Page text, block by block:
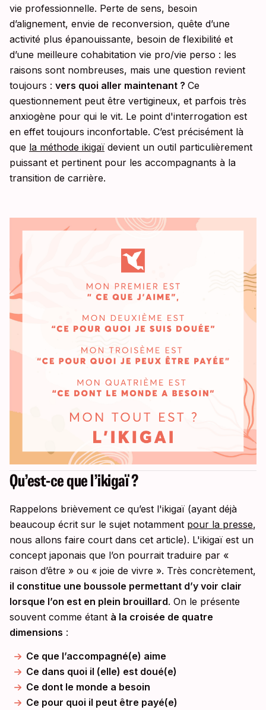
vie professionnelle. Perte de sens, besoin
d’alignement, envie de reconversion, quête d’une
activité plus épanouissante, besoin de flexibilité et
d’une meilleure cohabitation vie pro/vie perso : les
raisons sont nombreuses, mais une question revient
toujours : vers quoi aller maintenant ? Ce
questionnement peut être vertigineux, et parfois très
anxiogène pour qui le vit. Le point d'interrogation est
en effet toujours inconfortable. C’est précisément là
que la méthode ikigaï devient un outil particulièrement
puissant et pertinent pour les accompagnants à la
transition de carrière.
Qu’est-ce que l’ikigaï ?
Rappelons brièvement ce qu’est l'ikigaï (ayant déjà
beaucoup écrit sur le sujet notamment pour la presse,
nous allons faire court dans cet article). L'ikigaï est un
concept japonais que l’on pourrait traduire par «
raison d’être » ou « joie de vivre ». Très concrètement,
il constitue une boussole permettant d’y voir clair
lorsque l’on est en plein brouillard. On le présente
souvent comme étant à la croisée de quatre
dimensions :
Ce que l’accompagné(e) aime
Ce dans quoi il (elle) est doué(e)
Ce dont le monde a besoin
Ce pour quoi il peut être payé(e)